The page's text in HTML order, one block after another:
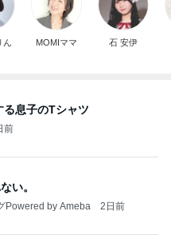
ん MOMIママ 石 安伊
る息子のTシャツ
前
い。
Powered by Ameba 2日前